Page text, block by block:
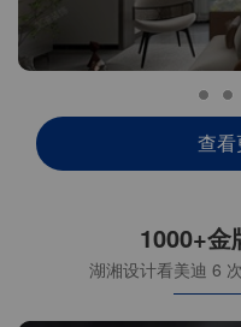
查
1000+金
湖湘设计看美迪 6